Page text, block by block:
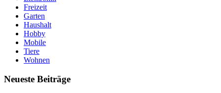
Freizeit
Garten
Haushalt
Hobby
Mobile
Tiere
Wohnen
Neueste Beiträge